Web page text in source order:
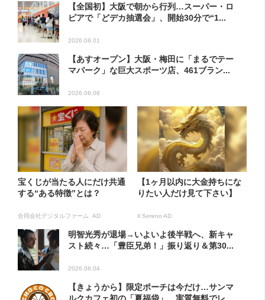
【全国初】大阪で朝から行列…スーパー・ロ
ピアで「どデカ抽選会」、開始30分で“1...
2026.08.01
【あすオープン】大阪・梅田に「まるでテー
マパーク」な巨大スポーツ店、461ブラン...
2026.08.06
宝くじが当たる人にだけ共通
する“ある特徴”とは？
合同会社デジタルファーム AD
【1ヶ月以内に大金持ちにな
りたい人だけ見て下さい】
Il Sereno AD
明智光秀が退場→いよいよ後半戦へ、新キャ
スト続々…「豊臣兄弟！」振り返り＆第30...
2026.08.04
【きょうから】限定ポーチは今だけ…サンマ